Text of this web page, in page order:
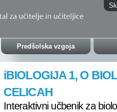
Predšolska vzgoja
iBIOLOGIJA 1, O
CELICAH
Interaktivni učbenik za